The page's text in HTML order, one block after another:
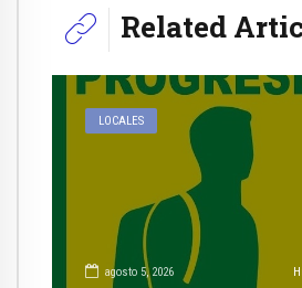
Related
LOCALES
agosto 5, 2026